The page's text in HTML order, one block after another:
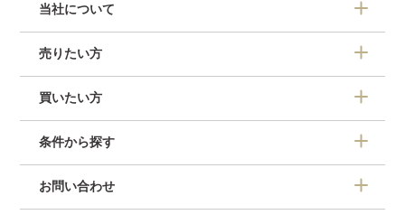
当社について
売りたい方
買いたい方
条件から探す
お問い合わせ